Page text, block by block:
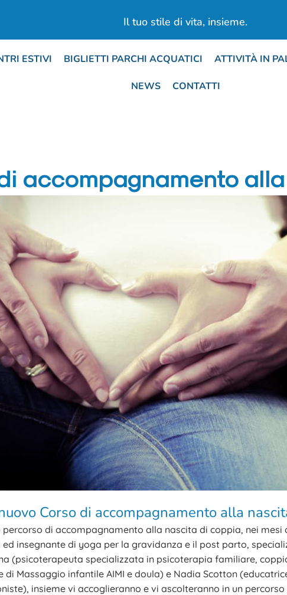
Il tuo stile di vita, insieme.​
ESTIVI BIGLIETTI PARCHI ACQUATICI ATTIVITÀ IN
NEWS CONTATTI
accompagnamento
Corso di accompagnamento alla
di accompagnamento alla nascita di coppia, nei
insegnante di yoga per la gravidanza e il post parto,
(psicoterapeuta specializzata in psicoterapia familiare,
Massaggio infantile AIMI e doula) e Nadia Scotton
insieme vi accoglieranno e vi ascolteranno in un